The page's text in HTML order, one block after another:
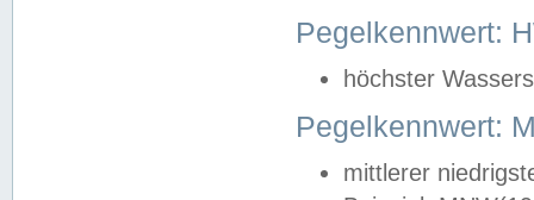
Pegelkennwert:
höchster
Pegelkennwert:
mittlerer